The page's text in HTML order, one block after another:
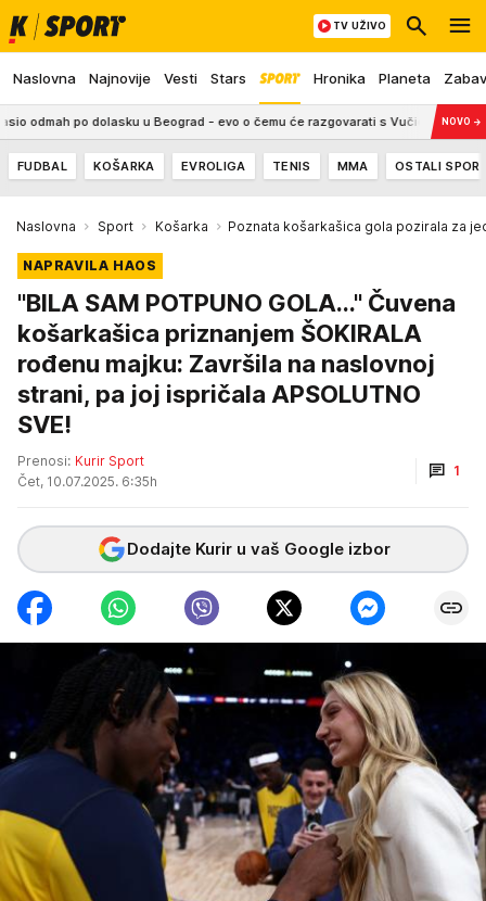
Naslovna Najnovije Vesti Stars Hronika Planeta
TV UŽIVO
po dolasku u Beograd - evo o čemu će razgovarati s Vučićem FOTO/VIDEO
NOVO →
FUDBAL KOŠARKA EVROLIGA TENIS MMA OSTALI
Naslovna Sport Košarka Poznata košarkašica gola pozirala za
NAPRAVILA HAOS
"BILA SAM POTPUNO GOLA..." Čuvena
košarkašica priznanjem ŠOKIRALA
rođenu majku: Završila na naslovnoj
strani, pa joj ispričala APSOLUTNO
SVE!
Prenosi: Kurir Sport
Čet, 10.07.2025. 6:35h
1
Dodajte Kurir u vaš Google izbor